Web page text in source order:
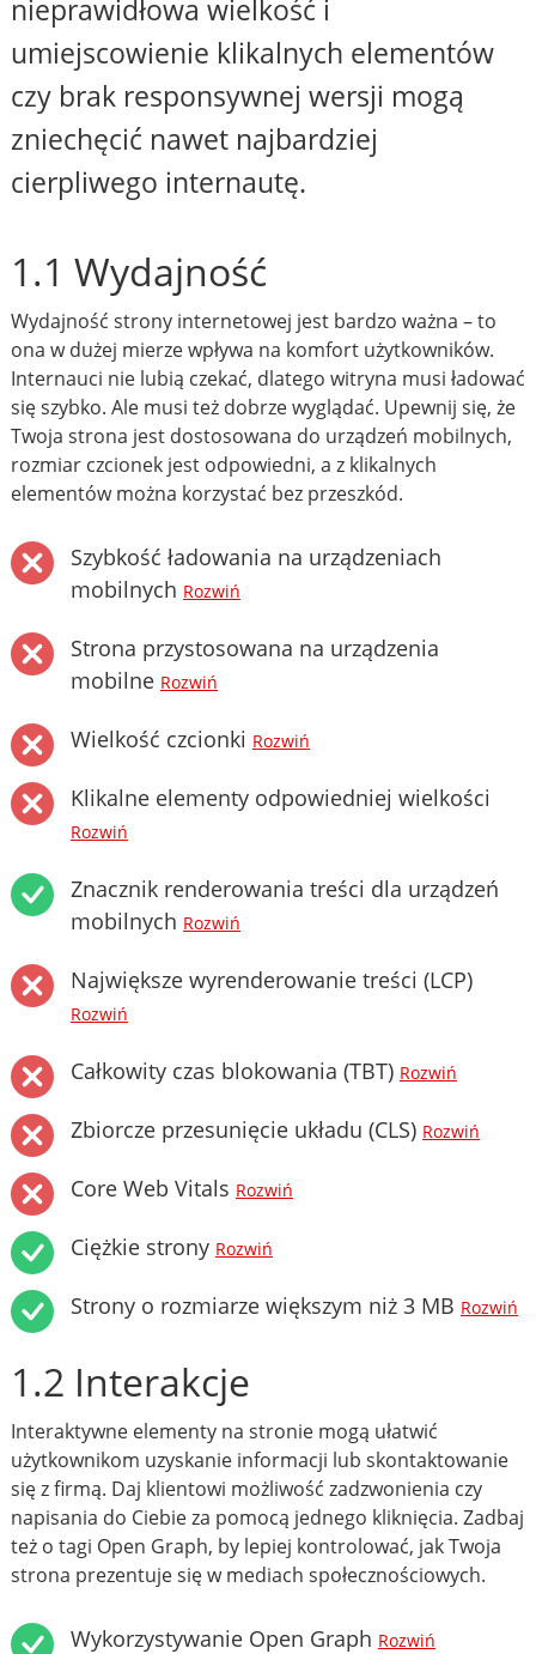
nieprawidłowa wielkość i
umiejscowienie klikalnych elementów
czy brak responsywnej wersji mogą
zniechęcić nawet najbardziej
cierpliwego internautę.
1.1 Wydajność
Wydajność strony internetowej jest bardzo ważna – to
ona w dużej mierze wpływa na komfort użytkowników.
Internauci nie lubią czekać, dlatego witryna musi ładować
się szybko. Ale musi też dobrze wyglądać. Upewnij się, że
Twoja strona jest dostosowana do urządzeń mobilnych,
rozmiar czcionek jest odpowiedni, a z klikalnych
elementów można korzystać bez przeszkód.
Szybkość ładowania na urządzeniach
mobilnych Rozwiń
Strona przystosowana na urządzenia
mobilne Rozwiń
Wielkość czcionki Rozwiń
Klikalne elementy odpowiedniej wielkości
Rozwiń
Znacznik renderowania treści dla urządzeń
mobilnych Rozwiń
Największe wyrenderowanie treści (LCP)
Rozwiń
Całkowity czas blokowania (TBT) Rozwiń
Zbiorcze przesunięcie układu (CLS) Rozwiń
Core Web Vitals Rozwiń
Ciężkie strony Rozwiń
Strony o rozmiarze większym niż 3 MB Rozwiń
1.2 Interakcje
Interaktywne elementy na stronie mogą ułatwić
użytkownikom uzyskanie informacji lub skontaktowanie
się z firmą. Daj klientowi możliwość zadzwonienia czy
napisania do Ciebie za pomocą jednego kliknięcia. Zadbaj
też o tagi Open Graph, by lepiej kontrolować, jak Twoja
strona prezentuje się w mediach społecznościowych.
Wykorzystywanie Open Graph Rozwiń